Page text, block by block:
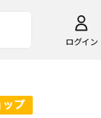
ログイン